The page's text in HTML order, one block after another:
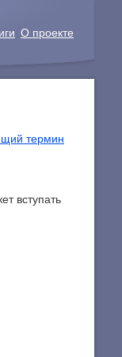
О проекте
термин
вступать